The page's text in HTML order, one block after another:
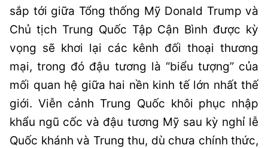
sắp tới giữa Tổng thống Mỹ Donald Trump và
Chủ tịch Trung Quốc Tập Cận Bình được kỳ
vọng sẽ khơi lại các kênh đối thoại thương
mại, trong đó đậu tương là “biểu tượng” của
mối quan hệ giữa hai nền kinh tế lớn nhất thế
giới. Viễn cảnh Trung Quốc khôi phục nhập
khẩu ngũ cốc và đậu tương Mỹ sau kỳ nghỉ lễ
Quốc khánh và Trung thu, dù chưa chính thức,